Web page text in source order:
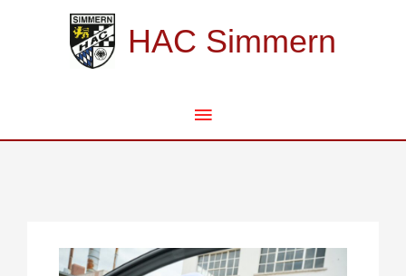
HAC Simmern